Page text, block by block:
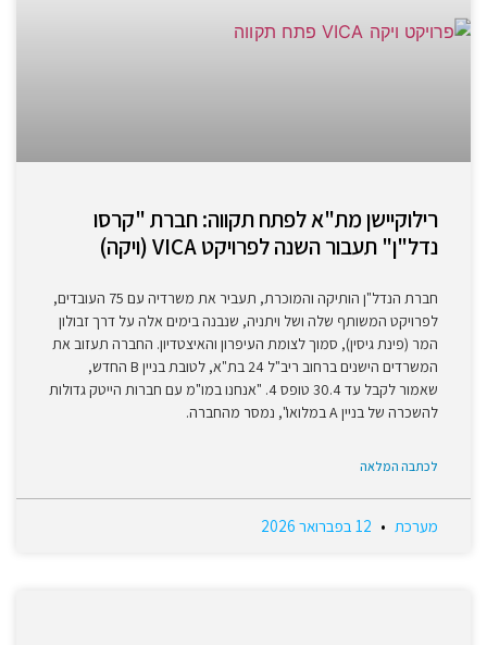
רילוקיישן מת"א לפתח תקווה: חברת "קרסו
נדל"ן" תעבור השנה לפרויקט VICA (ויקה)
חברת הנדל"ן הותיקה והמוכרת, תעביר את משרדיה עם 75 העובדים,
לפרויקט המשותף שלה ושל ויתניה, שנבנה בימים אלה על דרך זבולון
המר (פינת גיסין), סמוך לצומת העיפרון והאיצטדיון. החברה תעזוב את
המשרדים הישנים ברחוב ריב"ל 24 בת"א, לטובת בניין B החדש,
שאמור לקבל עד 30.4 טופס 4. "אנחנו במו"מ עם חברות הייטק גדולות
להשכרה של בניין A במלואו", נמסר מהחברה.
לכתבה המלאה
מערכת